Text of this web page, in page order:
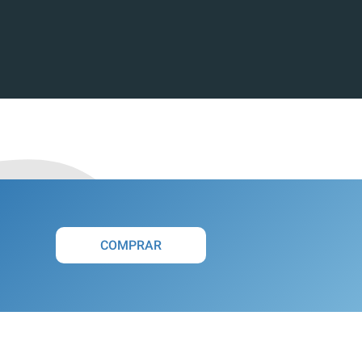
COMPRAR